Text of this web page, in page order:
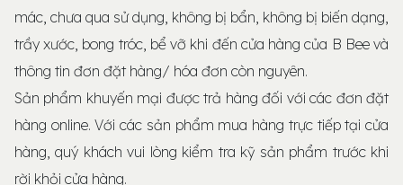
mác, chưa qua sử dụng, không bị bẩn, không bị biến dạng,
trầy xước, bong tróc, bể vỡ khi đến cửa hàng của B Bee và
thông tin đơn đặt hàng/ hóa đơn còn nguyên.
Sản phẩm khuyến mại được trả hàng đối với các đơn đặt
hàng online. Với các sản phẩm mua hàng trực tiếp tại cửa
hàng, quý khách vui lòng kiểm tra kỹ sản phẩm trước khi
rời khỏi cửa hàng.